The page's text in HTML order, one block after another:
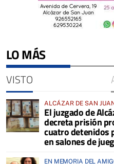
LO MÁS
VISTO
ALCÁZAR DE SAN
El juzgado de
decreta prisión
cuatro detenidos
en salones de
EN MEMORIA DEL